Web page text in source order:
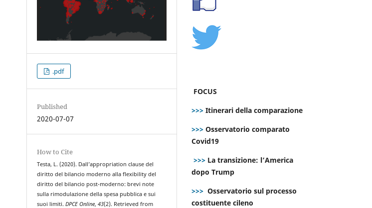
.pdf
Published
2020-07-07
How to Cite
Testa, L. (2020). Dall’appropriation clause del
diritto del bilancio moderno alla flexibility del
diritto del bilancio post-moderno: brevi note
sulla rimodulazione della spesa pubblica e sui
suoi limiti.DPCE Online,43(2). Retrieved from
FOCUS
>>> Itinerari della comparazione
>>> Osservatorio comparato
Covid19
>>> La transizione: l’America
dopo Trump
>>> Osservatorio sul processo
costituente cileno